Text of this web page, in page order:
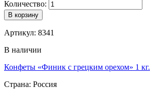
Количество:
В корзину
Артикул: 8341
В наличии
Конфеты «Финик с грецким орехом» 1 кг.
Страна: Россия